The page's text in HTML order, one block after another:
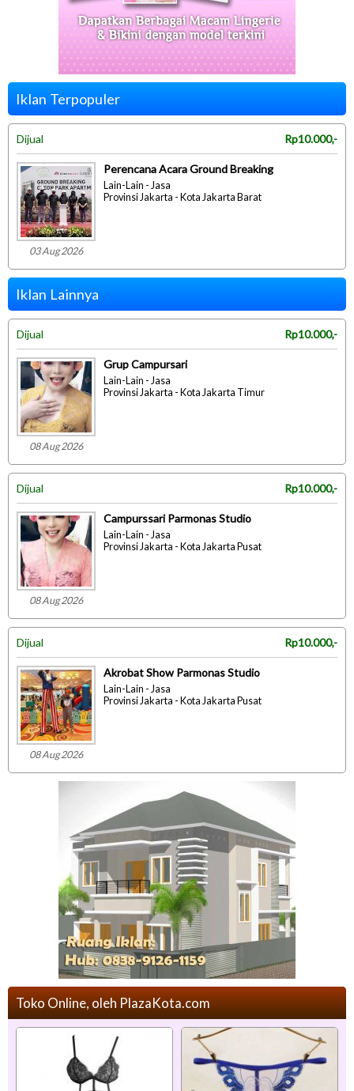
Iklan Terpopuler
Dijual Rp10.000,-
03 Aug 2026
Perencana Acara Ground Breaking
Lain-Lain - Jasa
Provinsi Jakarta - Kota Jakarta Barat
Iklan Lainnya
Dijual Rp10.000,-
08 Aug 2026
Grup Campursari
Lain-Lain - Jasa
Provinsi Jakarta - Kota Jakarta Timur
Dijual Rp10.000,-
08 Aug 2026
Campurssari Parmonas Studio
Lain-Lain - Jasa
Provinsi Jakarta - Kota Jakarta Pusat
Dijual Rp10.000,-
08 Aug 2026
Akrobat Show Parmonas Studio
Lain-Lain - Jasa
Provinsi Jakarta - Kota Jakarta Pusat
Toko Online, oleh PlazaKota.com